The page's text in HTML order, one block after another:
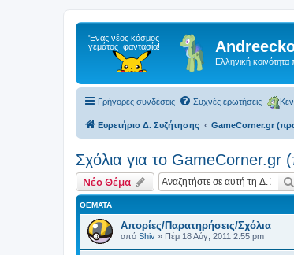
Ελληνική κοινότητα
Γρήγορες συνδέσεις Συχνές ερωτήσεις
Ευρετήριο Δ. Συζήτησης GameCorner.gr
Σχόλια για το
Νέο Θέμα
ΘΈΜΑΤΑ
Απορίες/Παρατηρήσεις/Σχόλια
από Shiv » Πέμ 18 Αύγ, 2011 2:55 pm